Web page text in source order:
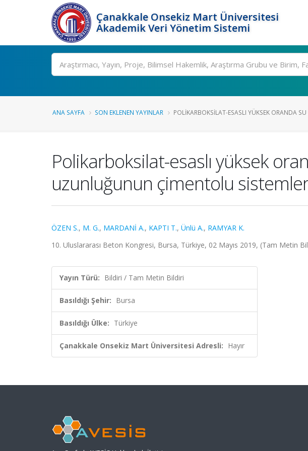
Çanakkale Onsekiz Mart Üniversitesi
Akademik Veri Yönetim Sistemi
Ara
ANA SAYFA SON EKLENEN YAYINLAR POLIKARBOKSILAT-ESASLI YÜKSEK ORANDA SU
Polikarboksilat-esaslı yüksek
uzunluğunun çimentolu
ÖZEN S., M. G., MARDANİ A., KAPTI T., Ünlü A., RAMYAR K.
10. Uluslararası Beton Kongresi, Bursa, Türkiye, 02 Mayıs 2019, (Tam Metin
Yayın Türü: Bildiri / Tam Metin Bildiri
Basıldığı Şehir: Bursa
Basıldığı Ülke: Türkiye
Çanakkale Onsekiz Mart Üniversitesi Adresli: Hayır